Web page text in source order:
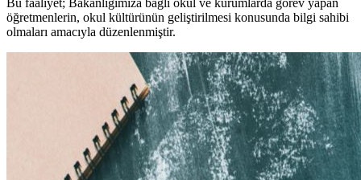
Bu faaliyet; Bakanlığımıza bağlı okul ve kurumlarda görev yapan
öğretmenlerin, okul kültürünün geliştirilmesi konusunda bilgi sahibi
olmaları amacıyla düzenlenmiştir.